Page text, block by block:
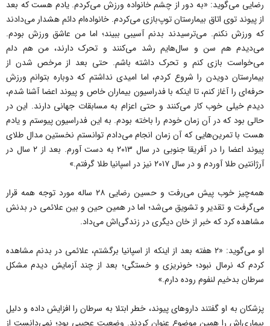
رضایی می‌گوید: «به دور از چشم خانواده ورزش می‌کردم. یادم هست که بعد
از پیوند توی اتاق بیمارستان توپ‌بازی می‌کردم. خانواده‌ام دائم هشدار می‌دادند
که ورزش نکنم. می‌ترسیدند بدنم آسیبی ببیند؛ اما من عاشق ورزش بودم.
می‌دیدم هم سن و سال‌هایم رشد می‌کنند و تحرک دارند، من هم دلم
می‌خواست بازی کنم و تحرک داشته باشم. حتی بعد از مرخص شدن از
بیمارستان دویدن را شروع کردم، اما امیدی نداشتم که دوباره بتوانم ورزش
حرفه‌ای را آغاز کنم، تا اینکه با فدراسیون بیماران خاص و پیوند اعضا آشنا شدم،
دیدم خیلی خوب کار می‌کنند و حتی اعزام به مسابقات جهانی دارند. این در
حالی بود که در آن زمان خودم را باخته بودم. به این فدراسیون پیوستم و یادم
هست با تمرین‌هایی که آن زمان انجام می‌دادم توانستم نخستین مدال طلای
پیوند اعضا را در آفریقا جنوبی در سال ۲۰۱۳ به دست آورم. بعد از ۲ سال در
آرژانتین طلا آوردم و در سال ۲۰۱۷ نیز در اسپانیا طلا گرفتم.»
همه‌چیز خوب پیش می‌رفت و حسین رضایی ۲۸ ساله مورد توجه همه قرار
می‌گرفت و تقدیر و تشویق می‌شد؛ اما در همین حین و بین علائمی در بدنش
مشاهده کرد که خبر از خان دیگری در زندگی‌اش می‌داد.
او می‌گوید: «۲ هفته بعد از اینکه از اسپانیا برگشتم، علائمی در بدنم مشاهده
کردم که نرمال نبود؛ خونریزی و خستگی؛ بعد از چند آزمایش دیدم مشکل
سرطان بدخیم لنفوم روده دارم.»
پزشکان به او گفتند داروهای پیوند، خطر ابتلا به سرطان را افزایش داده و دلیل
بیماری‌اش را همین موضوع عنوان کردند. وضعیت عجیبی بود؛ نمی‌دانست از